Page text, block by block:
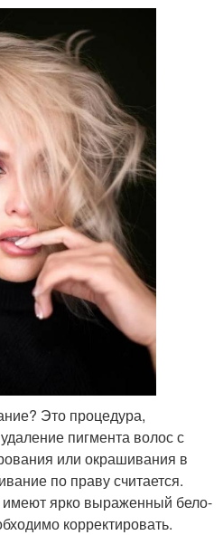
Это процедура,
пигмента волос с
или окрашивания в
по праву считается.
ярко выраженный бело-
корректировать.